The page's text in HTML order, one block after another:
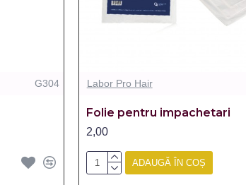
G304 Labor Pro Hair
Folie pentru impachetari
2,00
ADAUGĂ ÎN COȘ